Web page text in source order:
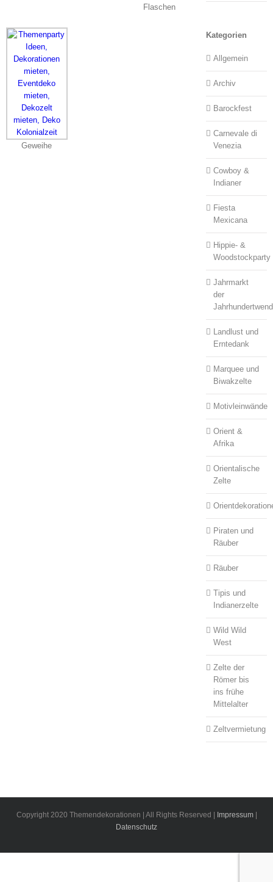
Flaschen
Geweihe
Kategorien
Allgemein
Archiv
Barockfest
Carnevale di
Venezia
Cowboy &
Indianer
Fiesta
Mexicana
Hippie- &
Woodstockparty
Jahrmarkt
der
Landlust und
Erntedank
Marquee und
Biwakzelte
Motivleinwände
Orient &
Afrika
Orientalische
Zelte
Piraten und
Räuber
Räuber
Tipis und
Indianerzelte
Wild Wild
West
Zelte der
Römer bis
ins frühe
Mittelalter
Zeltvermietung
Copyright 2020 Themendekorationen | All Rights Reserved | Impressum|
Datenschutz